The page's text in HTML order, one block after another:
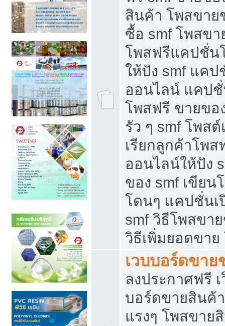
สินค้า โพสขาย
ซื้อ smf โพสข
โพสฟรีแคปชั่น
ให้ปัง smf แค
ออนไลน์ แคป
โพสฟรี ขายขอ
รัว ๆ smf โพส
เรียกลูกค้าโพส
ออนไลน์ให้ปัง
ของ smf เขียน
โดนๆ แคปชั่นเ
smf วิธีโพสขา
วิธีเพิ่มยอดขาย
เวบบอร์ดขา
ลงประกาศฟรี
บอร์ดขายสินค้
แรงๆ โพสขาย